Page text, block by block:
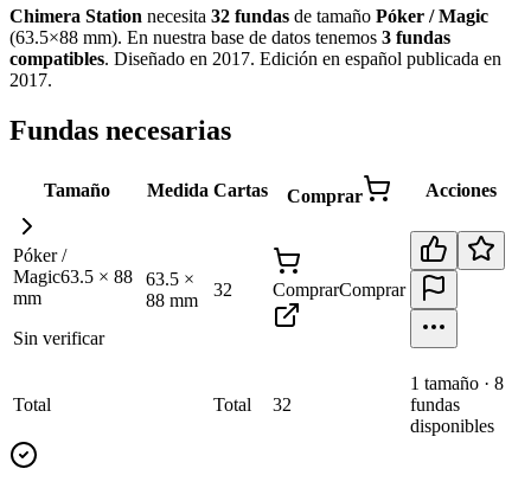
Chimera Station necesita 32 fundas de tamaño Póker / Magic
(63.5×88 mm). En nuestra base de datos tenemos 3 fundas
compatibles. Diseñado en 2017. Edición en español publicada en
2017.
Fundas necesarias
Tamaño Medida Cartas Comprar Acciones
Póker /
Magic63.5 × 88
mm
Sin verificar
63.5 ×
88 mm
32 ComprarComprar
Total Total 32
1 tamaño · 8
fundas
disponibles